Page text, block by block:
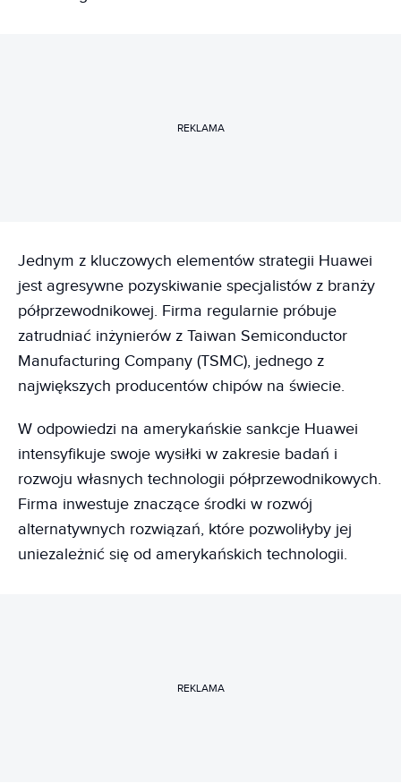
REKLAMA
Jednym z kluczowych elementów strategii Huawei
jest agresywne pozyskiwanie specjalistów z branży
półprzewodnikowej. Firma regularnie próbuje
zatrudniać inżynierów z Taiwan Semiconductor
Manufacturing Company (TSMC), jednego z
największych producentów chipów na świecie.
W odpowiedzi na amerykańskie sankcje Huawei
intensyfikuje swoje wysiłki w zakresie badań i
rozwoju własnych technologii półprzewodnikowych.
Firma inwestuje znaczące środki w rozwój
alternatywnych rozwiązań, które pozwoliłyby jej
uniezależnić się od amerykańskich technologii.
REKLAMA